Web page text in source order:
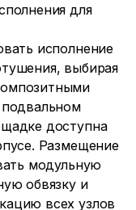
для
исполнение
выбирая
доступна
Размещение
модульную
обвязку и
всех узлов